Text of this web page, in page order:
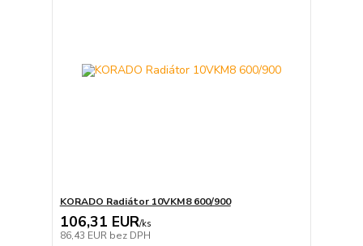
KORADO Radiátor 10VKM8 600/900
106,31 EUR/ks
86,43 EUR bez DPH